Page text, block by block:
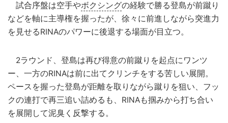
試合序盤は空手やボクシングの経験で勝る登島が前蹴り
などを軸に主導権を握ったが、徐々に前進しながら突進力
を見せるRINAのパワーに後退する場面が目立つ。
2ラウンド、登島は再び得意の前蹴りを起点にワンツ
ー、一方のRINAは前に出てクリンチをする苦しい展開。
ペースを握った登島が距離を取りながら蹴りを狙い、フッ
クの連打で再三追い詰めるも、RINAも掴みから打ち合い
を展開して泥臭く反撃する。